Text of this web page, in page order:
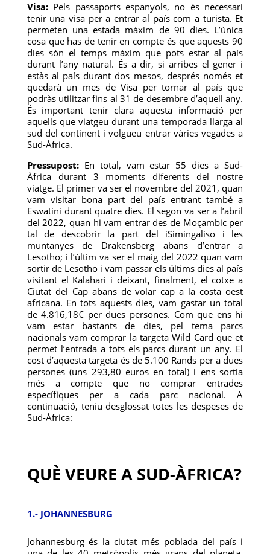
Visa:Pels passaports espanyols, no és necessari
tenir una visa per a entrar al país com a turista. Et
permeten una estada màxim de 90 dies. L’única
cosa que has de tenir en compte és que aquests 90
dies són el temps màxim que pots estar al país
durant l’any natural. És a dir, si arribes el gener i
estàs al país durant dos mesos, després només et
quedarà un mes de Visa per tornar al país que
podràs utilitzar fins al 31 de desembre d’aquell any.
És important tenir clara aquesta informació per
aquells que viatgeu durant una temporada llarga al
sud del continent i volgueu entrar vàries vegades a
Sud-Àfrica.
Pressupost:En total, vam estar 55 dies a Sud-
Àfrica durant 3 moments diferents del nostre
viatge. El primer va ser el novembre del 2021, quan
vam visitar bona part del país entrant també a
Eswatini durant quatre dies. El segon va ser a l’abril
del 2022, quan hi vam entrar des de Moçambic per
tal de descobrir la part del iSimingaliso i les
muntanyes de Drakensberg abans d’entrar a
Lesotho; i l’últim va ser el maig del 2022 quan vam
sortir de Lesotho i vam passar els últims dies al país
visitant el Kalahari i deixant, finalment, el cotxe a
Ciutat del Cap abans de volar cap a la costa oest
africana. En tots aquests dies, vam gastar un total
de 4.816,18€ per dues persones. Com que ens hi
vam estar bastants de dies, pel tema parcs
nacionals vam comprar la targeta Wild Card que et
permet l’entrada a tots els parcs durant un any. El
cost d’aquesta targeta és de 5.100 Rands per a dues
persones (uns 293,80 euros en total) i ens sortia
més a compte que no comprar entrades
específiques per a cada parc nacional. A
continuació, teniu desglossat totes les despeses de
Sud-Àfrica:
QUÈ VEURE A SUD-ÀFRICA?
1.- JOHANNESBURG
Johannesburg és la ciutat més poblada del país i